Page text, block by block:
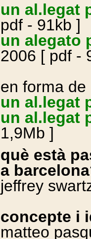
un al.legat
pdf - 91kb ]
un alegato
2006 [ pdf -
en forma de
un al.legat
un al.legat
1,9Mb ]
què està
a
jeffrey
concepte i
matteo